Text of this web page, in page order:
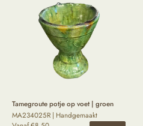
Tamegroute potje op voet | groen
MA234025R | Handgemaakt